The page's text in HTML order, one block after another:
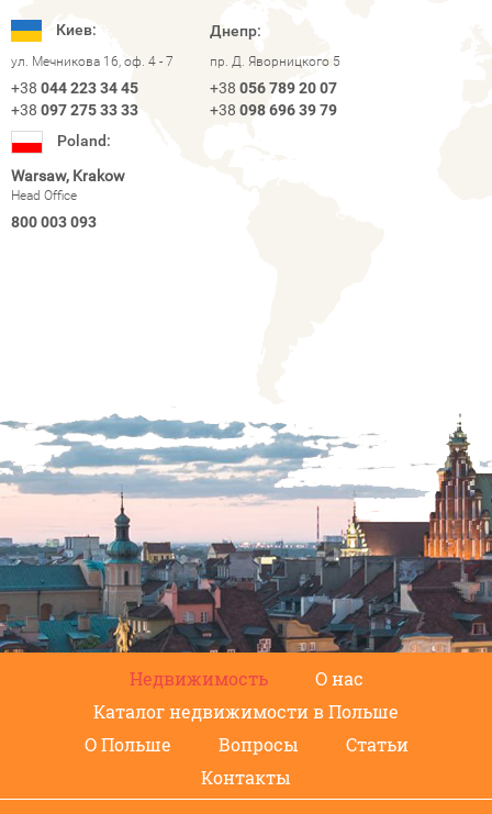
Киев:
ул. Мечникова 16, оф. 4 - 7
+38 044 223 34 45
+38 097 275 33 33
Днепр:
пр. Д. Яворницкого 5
+38 056 789 20 07
+38 098 696 39 79
Poland:
Warsaw, Krakow
Head Office
800 003 093
Недвижимость
О нас
Каталог недвижимости в Польше
О Польше
Вопросы
Статьи
Контакты